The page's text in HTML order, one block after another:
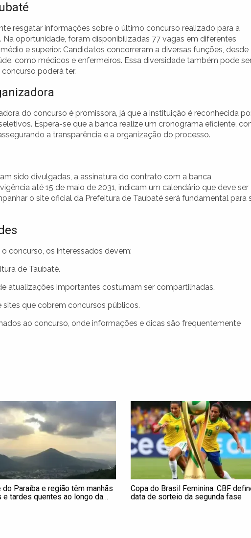
resgatar informações sobre o último concurso realizado para a
Na oportunidade, foram disponibilizadas 77 vagas em diferentes
e superior. Candidatos concorreram a diversas funções, desde
como médicos e enfermeiros. Essa diversidade também pode
poderá ter.
do concurso é promissora, já que a instituição é reconhecida
Espera-se que a banca realize um cronograma eficiente,
a transparência e a organização do processo.
sido divulgadas, a assinatura do contrato com a banca
até 15 de maio de 2031, indicam um calendário que deve ser
o site oficial da Prefeitura de Taubaté será fundamental para
concurso, os interessados devem:
de Taubaté.
atualizações importantes costumam ser compartilhadas.
sites que cobrem concursos públicos.
ao concurso, onde informações e dicas são frequentemente
do Paraíba e região têm manhãs
e tardes quentes ao longo da
Copa do Brasil Feminina: CBF
data de sorteio da segunda fase